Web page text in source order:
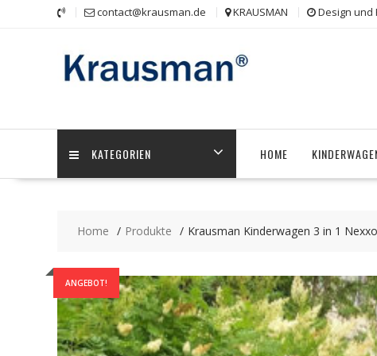
contact@krausman.de KRAUSMAN Design und
KATEGORIEN HOME
Home Produkte Krausman Kinderwagen 3 in 1
ANGEBOT!